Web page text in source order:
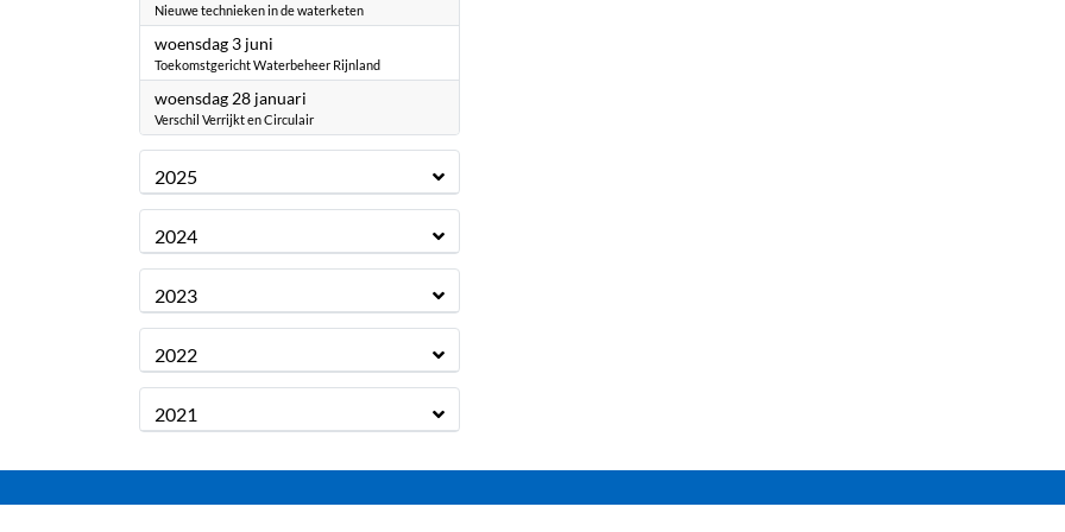
Nieuwe technieken in de waterketen
woensdag 3 juni
Toekomstgericht Waterbeheer Rijnland
woensdag 28 januari
Verschil Verrijkt en Circulair
2025
2024
2023
2022
2021